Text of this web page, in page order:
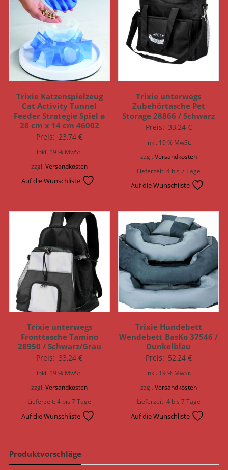
Trixie Katzenspielzeug
Cat Activity Tunnel
Feeder Strategie Spiel ø
28 cm x 14 cm 46002
Preis: 23,74€
inkl. 19 % MwSt.
zzgl.Versandkosten
Auf die Wunschliste
Trixie unterwegs
Zubehörtasche Pet
Storage 28866 / Schwarz
Preis: 33,24 €
inkl. 19 % MwSt.
zzgl. Versandkosten
Lieferzeit:4 bis 7 Tage
Auf die Wunschliste
Trixie unterwegs
Fronttasche Tamino
28950 / Schwarz/Grau
Preis: 33,24€
inkl. 19 % MwSt.
zzgl.Versandkosten
Lieferzeit:4 bis 7 Tage
Auf die Wunschliste
Trixie Hundebett
Wendebett BasKo 37546 /
Dunkelblau
Preis: 52,24 €
inkl. 19 % MwSt.
zzgl. Versandkosten
Lieferzeit:4 bis 7 Tage
Auf die Wunschliste
Produktvorschläge